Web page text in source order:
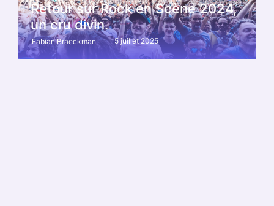
Retour sur Rock en Scène 2024,
un cru divin.
Fabian Braeckman 5 juillet 2025